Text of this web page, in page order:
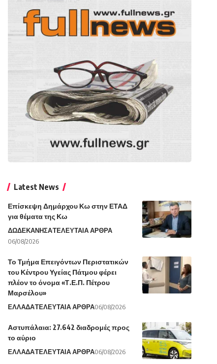
Latest News
Επίσκεψη Δημάρχου Κω στην ΕΤΑΔ
για θέματα της Κω
ΔΩΔΕΚΑΝΗΣΑΤΕΛΕΥΤΑΙΑ ΑΡΘΡΑ
06/08/2026
Το Τμήμα Επειγόντων Περιστατικών
του Κέντρου Υγείας Πάτμου φέρει
πλέον το όνομα «Τ.Ε.Π. Πέτρου
Μαρσέλου»
ΕΛΛΑΔΑΤΕΛΕΥΤΑΙΑ ΑΡΘΡΑ06/08/2026
Αστυπάλαια: 27.642 διαδρομές προς
το αύριο
ΕΛΛΑΔΑΤΕΛΕΥΤΑΙΑ ΑΡΘΡΑ06/08/2026